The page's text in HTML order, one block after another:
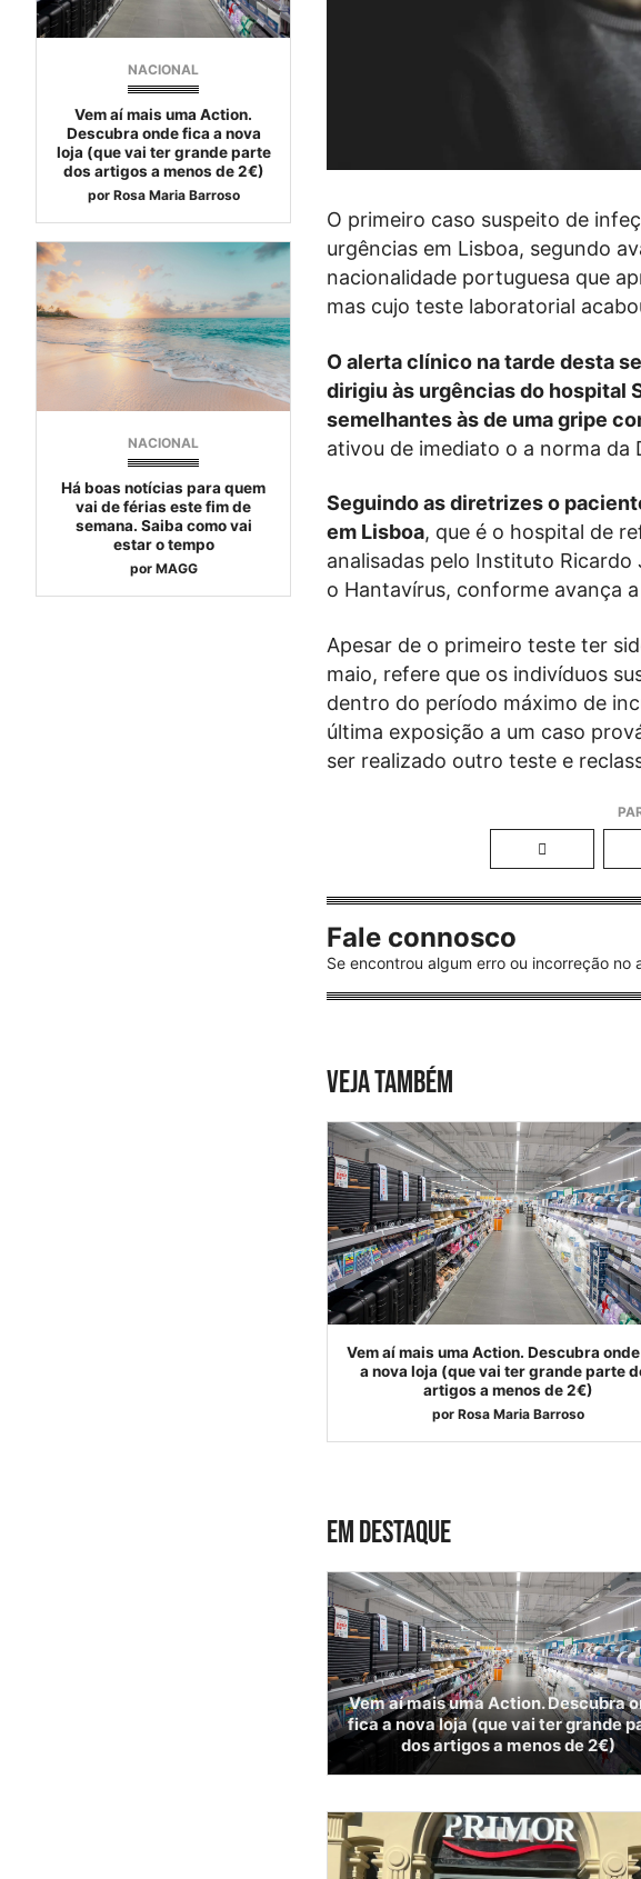
NACIONAL
Vem aí mais uma Action.
Descubra onde fica a nova
loja (que vai ter grande parte
dos artigos a menos de 2€)
por Rosa Maria Barroso
NACIONAL
Há boas notícias para quem
vai de férias este fim de
semana. Saiba como vai
estar o tempo
por MAGG
O primeiro caso suspeito de
urgências em Lisboa, segundo
nacionalidade portuguesa que
mas cujo teste laboratorial
O alerta clínico na tarde desta
dirigiu às urgências do hospital
semelhantes às de uma gripe
ativou de imediato o a norma da
Seguindo as diretrizes o
em Lisboa, que é o hospital de
analisadas pelo Instituto
o Hantavírus, conforme avança
Apesar de o primeiro teste ter
maio, refere que os indivíduos
dentro do período máximo de
última exposição a um caso
ser realizado outro teste e
Fale connosco
Se encontrou algum erro ou incorreção no
VEJA TAMBÉM
Vem aí mais uma Action. Descubra
a nova loja (que vai ter grande parte
artigos a menos de 2€)
por Rosa Maria Barroso
EM DESTAQUE
Vem aí mais uma Action. Descubra
fica a nova loja (que vai ter grande
dos artigos a menos de 2€)